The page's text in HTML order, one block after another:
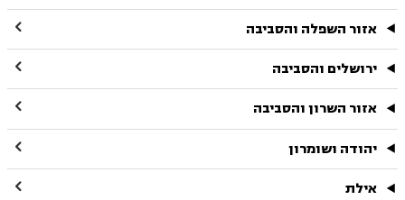
אזור השפלה והסביבה 
ירושלים והסביבה 
אזור השרון והסביבה 
יהודה ושומרון 
אילת 